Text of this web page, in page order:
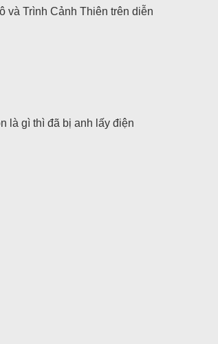
và Trình Cảnh Thiên trên diễn
là gì thì đã bị anh lấy điện